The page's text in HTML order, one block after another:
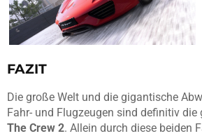
FAZIT
Die große Welt und die gigantische
Fahr- und Flugzeugen sind definitiv die
The Crew 2. Allein durch diese beiden